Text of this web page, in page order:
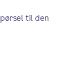
til den